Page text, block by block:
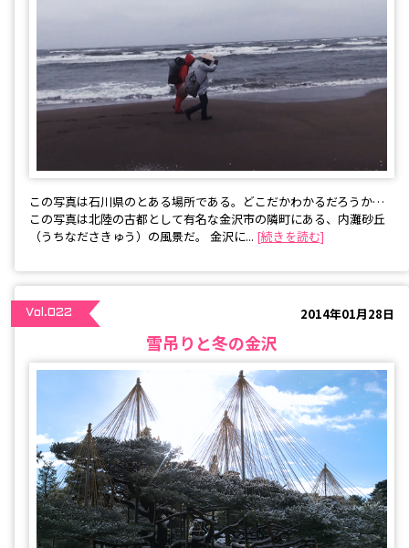
この写真は石川県のとある場所である。どこだかわかるだろうか…
この写真は北陸の古都として有名な金沢市の隣町にある、内灘砂丘
（うちなださきゅう）の風景だ。 金沢に... [続きを読む]
Vol.022 2014年01月28日
雪吊りと冬の金沢